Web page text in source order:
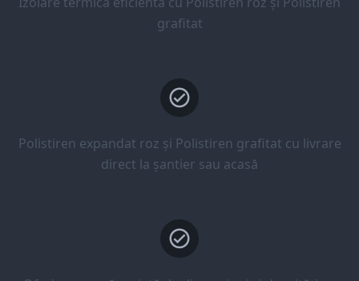
grafitat
Polistiren expandat roz și Polistiren grafitat cu livrare
direct la șantier sau acasă